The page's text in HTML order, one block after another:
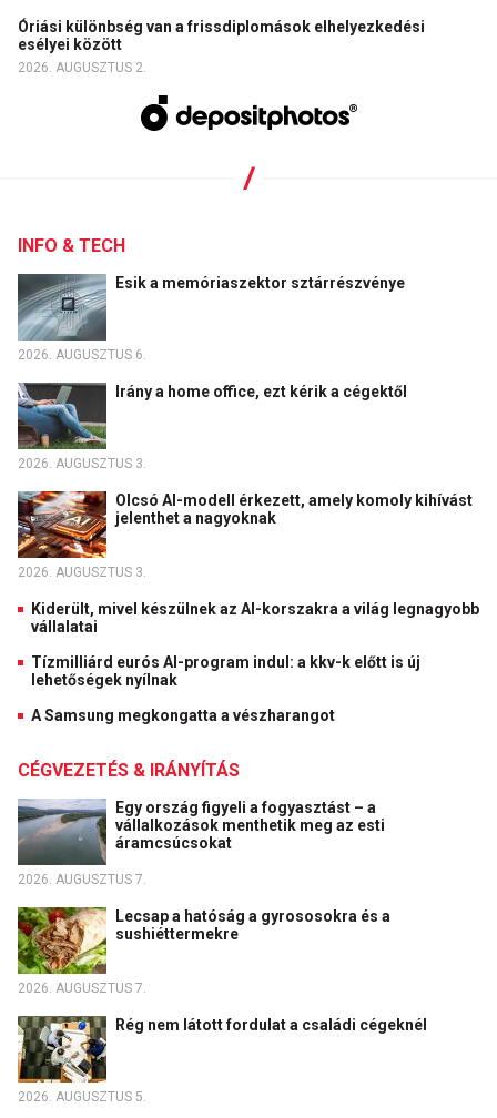
Óriási különbség van a frissdiplomások elhelyezkedési
esélyei között
2026. AUGUSZTUS 2.
INFO & TECH
Esik a memóriaszektor sztárrészvénye
2026. AUGUSZTUS 6.
Irány a home office, ezt kérik a cégektől
2026. AUGUSZTUS 3.
Olcsó AI-modell érkezett, amely komoly kihívást
jelenthet a nagyoknak
2026. AUGUSZTUS 3.
Kiderült, mivel készülnek az AI-korszakra a világ legnagyobb
vállalatai
Tízmilliárd eurós AI-program indul: a kkv-k előtt is új
lehetőségek nyílnak
A Samsung megkongatta a vészharangot
CÉGVEZETÉS & IRÁNYÍTÁS
Egy ország figyeli a fogyasztást – a
vállalkozások menthetik meg az esti
áramcsúcsokat
2026. AUGUSZTUS 7.
Lecsap a hatóság a gyrososokra és a
sushiéttermekre
2026. AUGUSZTUS 7.
Rég nem látott fordulat a családi cégeknél
2026. AUGUSZTUS 5.